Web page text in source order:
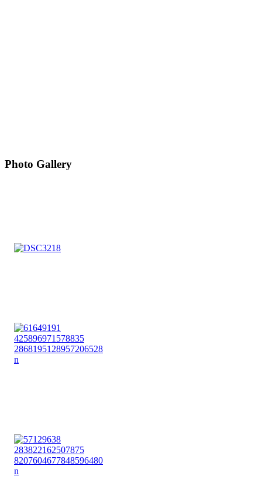
Photo Gallery